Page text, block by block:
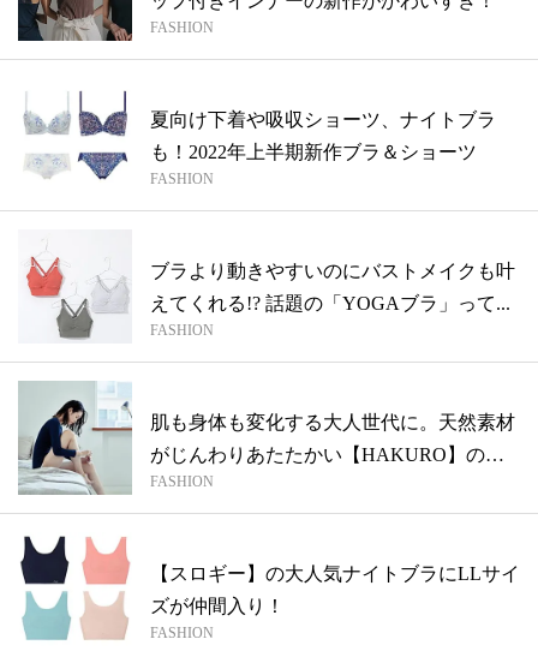
FASHION
夏向け下着や吸収ショーツ、ナイトブラ
も！2022年上半期新作ブラ＆ショーツ
FASHION
ブラより動きやすいのにバストメイクも叶
えてくれる!? 話題の「YOGAブラ」って...
FASHION
肌も身体も変化する大人世代に。天然素材
がじんわりあたたかい【HAKURO】のガ
ー...
FASHION
【スロギー】の大人気ナイトブラにLLサイ
ズが仲間入り！
FASHION